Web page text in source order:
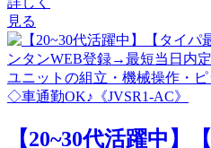
見る
【20~30代活躍中】